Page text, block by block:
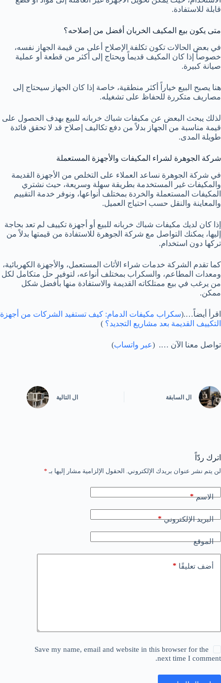
قابلة للاستفادة.
متى يكون بيع المكيف الخربان أفضل من إصلاحه؟
في بعض الحالات تكون تكلفة الإصلاح أعلى من قيمة الجهاز نفسه،
خصوصاً إذا كان المكيف قديماً ويحتاج إلى أكثر من قطعة أو عملية
صيانة كبيرة.
هنا يصبح البيع خياراً أكثر منطقية، خاصة إذا كان الجهاز سيحتاج إلى
مصاريف متكررة للحفاظ على تشغيله.
لذلك يبحث البعض عن مكيفات شباك خربانه للبيع بهدف الحصول على
قيمة مناسبة من الجهاز بدلاً من دفع تكاليف إصلاح قد لا تحقق فائدة
طويلة المدى.
شركة الجوهرة لشراء المكيفات والأجهزة المستعملة
في شركة الجوهرة نساعد العملاء على التخلص من الأجهزة القديمة
والمكيفات غير المستخدمة بطريقة سهلة وسريعة، حيث نشتري
المكيفات المستعملة والخردة بمختلف أنواعها، ونوفر خدمة التقييم
والمعاينة والنقل حسب احتياج العميل.
إذا كان لديك مكيفات شباك خربانه للبيع أو أجهزة تكييف لم تعد بحاجة
إليها، يمكنك التواصل مع شركة الجوهرة للاستفادة من قيمتها بدلاً من
تركها دون استخدام.
كما تقدم الشركة خدمات شراء الأثاث المستعمل، والأجهزة الكهربائية،
ومعدات المطاعم، والسكراب بمختلف أنواعه، لتوفير حل متكامل لكل
من يرغب في بيع ممتلكاته القديمة والاستفادة منها بأفضل شكل
ممكن.
اقرأ أيضاً….(سكراب مكيفات الدمام: كيف تستفيد الشركات من أجهزة
التكييف القديمة بعد مشاريع التجديد؟ )
تواصل معنا الآن …. (عبر واتساب)
ال السابقة ال التالية
اترك ردّاً
لن يتم نشر عنوان بريدك الإلكتروني. الحقول الإلزامية مشار إليها بـ *
الاسم*
البريد الإلكتروني*
الموقع
أضف تعليقًا *
Save my name, email and website in this browser for the
next time I comment.